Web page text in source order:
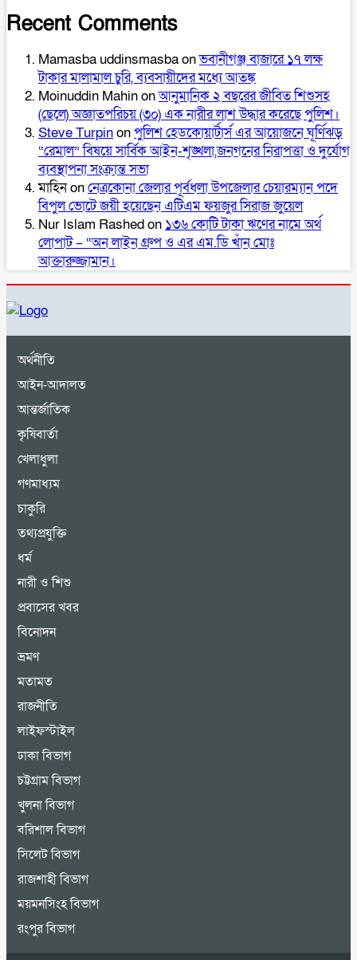
Recent Comments
Mamasba uddinsmasbaonভবানীগঞ্জ বাজারে ১৭ লক্ষ
টাকার মালামাল চুরি, ব্যবসায়ীদের মধ্যে আতঙ্ক
Moinuddin Mahinonআনুমানিক ২ বছরের জীবিত শিশুসহ
(ছেলে) অজ্ঞাতপরিচয় (৩০) এক নারীর লাশ উদ্ধার করেছে পুলিশ।
Steve Turpinonপুলিশ হেডকোয়ার্টার্স এর আয়োজনে ঘূর্ণিঝড়
“রেমাল” বিষয়ে সার্বিক আইন-শৃঙ্খলা,জনগনের নিরাপত্তা ও দুর্যোগ
ব্যবস্থাপনা সংক্রান্ত সভা
মাহিনonনেত্রকোনা জেলার পূর্বধলা উপজেলার চেয়ারম্যান পদে
বিপুল ভোটে জয়ী হয়েছেন এটিএম ফয়জুর সিরাজ জুয়েল
Nur Islam Rashedon ১৩৬ কোটি টাকা ঋণের নামে অর্থ
লোপাট – “অন লাইন গ্রুপ ও এর এম.ডি খাঁন মোঃ
আক্তারুজ্জামান।
অর্থনীতি
আইন-আদালত
আন্তর্জাতিক
কৃষিবার্তা
খেলাধুলা
গণমাধ্যম
চাকুরি
তথ্যপ্রযুক্তি
ধর্ম
নারী ও শিশু
প্রবাসের খবর
বিনোদন
ভ্রমণ
মতামত
রাজনীতি
লাইফস্টাইল
ঢাকা বিভাগ
চট্টগ্রাম বিভাগ
খুলনা বিভাগ
বরিশাল বিভাগ
সিলেট বিভাগ
রাজশাহী বিভাগ
ময়মনসিংহ বিভাগ
রংপুর বিভাগ